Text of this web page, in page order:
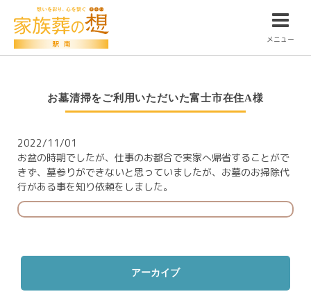
メニュー
お墓清掃をご利用いただいた富士市在住A様
2022/11/01
お盆の時期でしたが、仕事のお都合で実家へ帰省することがで
きず、墓参りができないと思っていましたが、お墓のお掃除代
行がある事を知り依頼をしました。
アーカイブ